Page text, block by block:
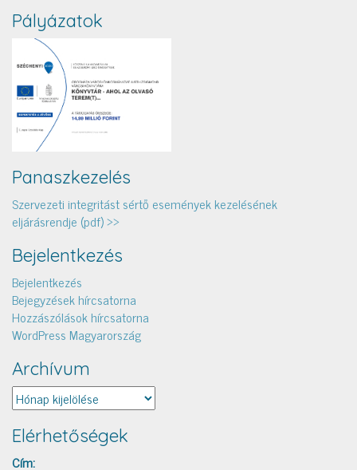
Pályázatok
Panaszkezelés
Szervezeti integritást sértő események kezelésének
eljárásrendje (pdf) >>
Bejelentkezés
Bejelentkezés
Bejegyzések hírcsatorna
Hozzászólások hírcsatorna
WordPress Magyarország
Archívum
Archívum
Elérhetőségek
Cím: